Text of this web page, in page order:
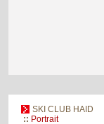
SKI CLUB HAID
:: Portrait